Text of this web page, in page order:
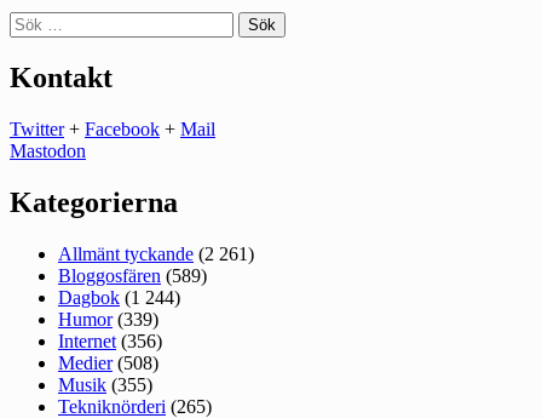
Sök
efter:
Kontakt
Twitter+ Facebook + Mail
Mastodon
Kategorierna
Allmänt tyckande (2 261)
Bloggosfären (589)
Dagbok (1 244)
Humor(339)
Internet (356)
Medier(508)
Musik (355)
Tekniknörderi (265)